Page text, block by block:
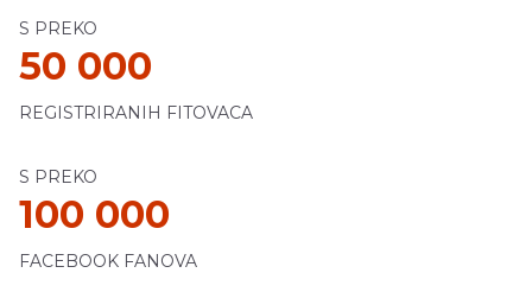
S PREKO
50 000
REGISTRIRANIH FITOVACA
S PREKO
100 000
FACEBOOK FANOVA